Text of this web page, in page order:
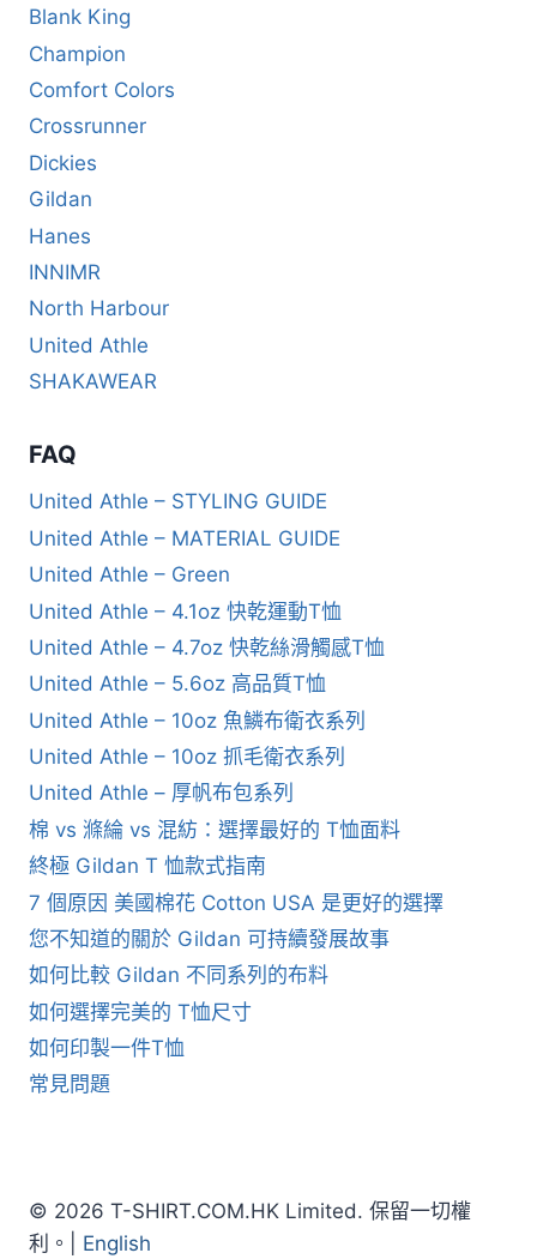
Blank King
Champion
Comfort Colors
Crossrunner
Dickies
Gildan
Hanes
INNIMR
North Harbour
United Athle
SHAKAWEAR
FAQ
United Athle – STYLING GUIDE
United Athle – MATERIAL GUIDE
United Athle – Green
United Athle – 4.1oz 快乾運動T恤
United Athle – 4.7oz 快乾絲滑觸感T恤
United Athle – 5.6oz 高品質T恤
United Athle – 10oz 魚鱗布衛衣系列
United Athle – 10oz 抓毛衛衣系列
United Athle – 厚帆布包系列
棉 vs 滌綸 vs 混紡：選擇最好的 T恤面料
終極 Gildan T 恤款式指南
7 個原因 美國棉花 Cotton USA 是更好的選擇
您不知道的關於 Gildan 可持續發展故事
如何比較 Gildan 不同系列的布料
如何選擇完美的 T恤尺寸
如何印製一件T恤
常見問題
© 2026 T-SHIRT.COM.HK Limited. 保留一切權
利。| English